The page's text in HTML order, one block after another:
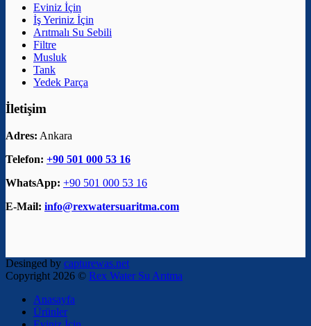
Eviniz İçin
İş Yeriniz İçin
Arıtmalı Su Sebili
Filtre
Musluk
Tank
Yedek Parça
İletişim
Adres: Ankara
Telefon: +90 501 000 53 16
WhatsApp: +90 501 000 53 16
E-Mail: info@rexwatersuaritma.com
Desinged by capturewas.net
Copyright 2026 © Rex Water Su Arıtma
Anasayfa
Ürünler